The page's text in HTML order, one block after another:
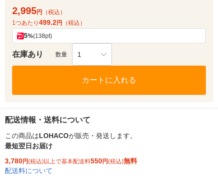
2,995円
（税込）
1つあたり 499.2円 （税込）
5%(138pt)
在庫あり 数量 1
カートに入れる
配送情報・送料について
この商品はLOHACOが販売・発送します。
最短翌日お届け
3,780円(税込)以上で基本配送料550円(税込)無料
配送料について